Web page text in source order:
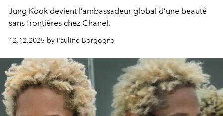
Jung Kook devient l’ambassadeur global d’une beauté
sans frontières chez Chanel.
12.12.2025 by Pauline Borgogno